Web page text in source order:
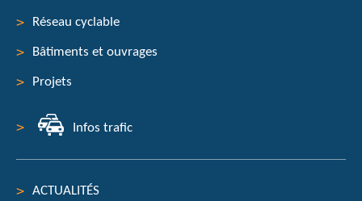
Menu
de
navigation
Réseau cyclable
Bâtiments et ouvrages
Projets
Infos trafic
ACTUALITÉS